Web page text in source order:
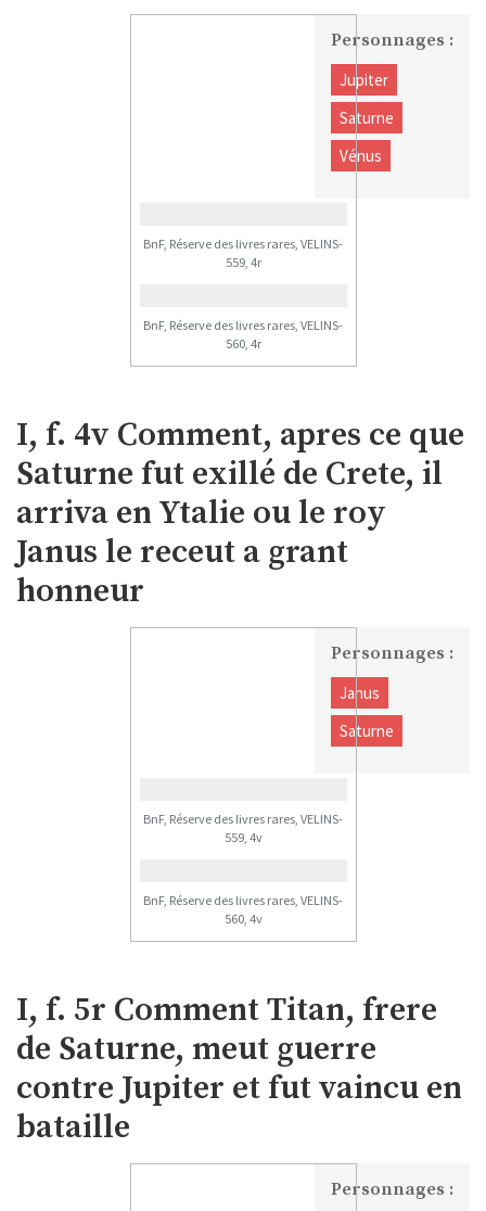
Personnages :
Jupiter
Saturne
Vénus
BnF, Réserve des livres rares, VELINS-
559, 4r
BnF, Réserve des livres rares, VELINS-
560, 4r
I, f. 4v Comment, apres ce que
Saturne fut exillé de Crete, il
arriva en Ytalie ou le roy
Janus le receut a grant
honneur
Personnages :
Janus
Saturne
BnF, Réserve des livres rares, VELINS-
559, 4v
BnF, Réserve des livres rares, VELINS-
560, 4v
I, f. 5r Comment Titan, frere
de Saturne, meut guerre
contre Jupiter et fut vaincu en
bataille
Personnages :